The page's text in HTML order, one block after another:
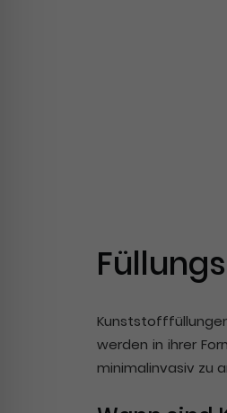
werden in ihrer
minimalinvasiv zu